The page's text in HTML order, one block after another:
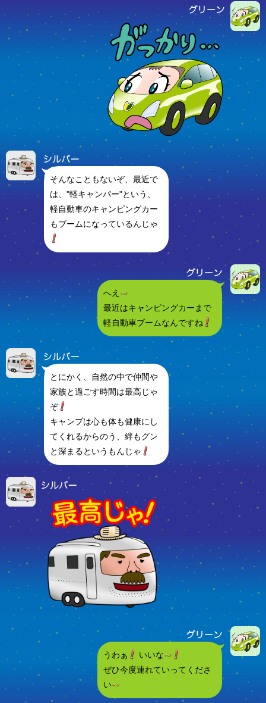
そんなこともないぞ、最近で
は、"軽キャンパー"という、
軽自動車のキャンピングカー
もブームになっているんじゃ
へえ
最近はキャンピングカーまで
軽自動車ブームなんですね
とにかく、自然の中で仲間や
家族と過ごす時間は最高じゃ
ぞ
キャンプは心も体も健康にし
てくれるからのう、絆もグン
と深まるというもんじゃ
うわぁ
いいな
ぜひ今度連れていってくださ
い